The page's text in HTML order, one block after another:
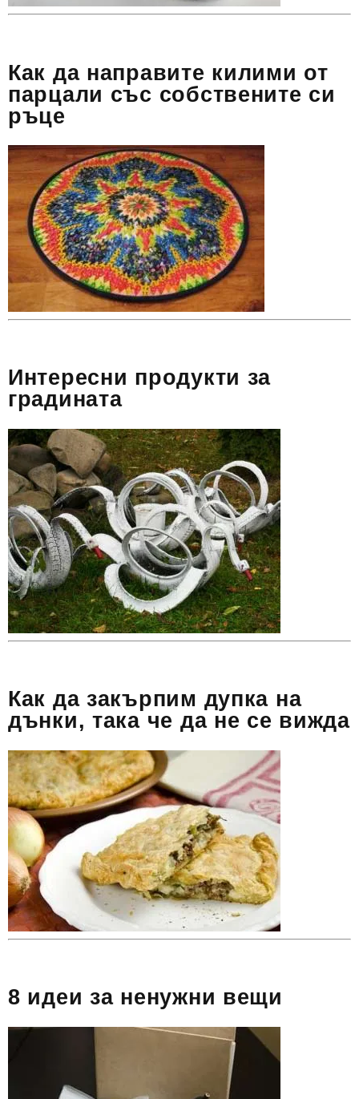
Как да направите килими от
парцали със собствените си
ръце
Интересни продукти за
градината
Как да закърпим дупка на
дънки, така че да не се вижда
8 идеи за ненужни вещи